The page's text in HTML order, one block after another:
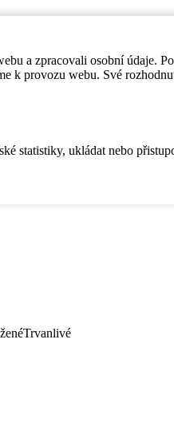
a zpracovali osobní údaje.
k provozu webu. Své
statistiky, ukládat nebo
Trvanlivé